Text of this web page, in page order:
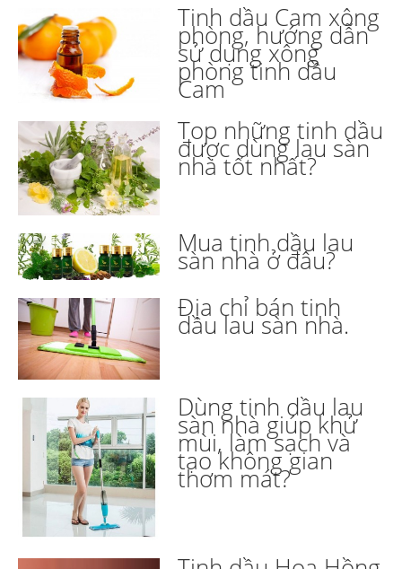
Tinh dầu Cam xông
phòng, hướng dẫn
sử dụng xông
phòng tinh dầu
Cam
Top những tinh dầu
được dùng lau sàn
nhà tốt nhất?
Mua tinh dầu lau
sàn nhà ở đâu?
Địa chỉ bán tinh
dầu lau sàn nhà.
Dùng tinh dầu lau
sàn nhà giúp khử
mùi, làm sạch và
tạo không gian
thơm mát?